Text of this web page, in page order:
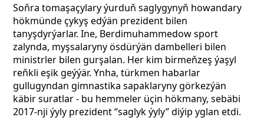
Soňra tomaşaçylary ýurduň saglygynyň howandary
hökmünde çykyş edýän prezident bilen
tanyşdyrýarlar. Ine, Berdimuhammedow sport
zalynda, myşsalaryny ösdürýän dambelleri bilen
ministrler bilen gurşalan. Her kim birmeňzeş ýaşyl
reňkli eşik geýýär. Ynha, türkmen habarlar
gullugyndan gimnastika sapaklaryny görkezýän
käbir suratlar - bu hemmeler üçin hökmany, sebäbi
2017-nji ýyly prezident “saglyk ýyly” diýip yglan etdi.